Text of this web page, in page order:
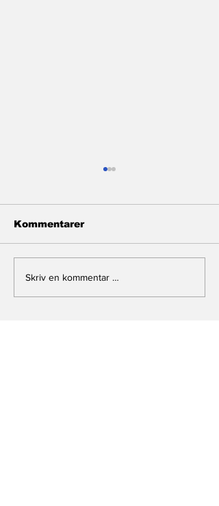
Flår de svakeste
Kommentarer
Skriv en kommentar …